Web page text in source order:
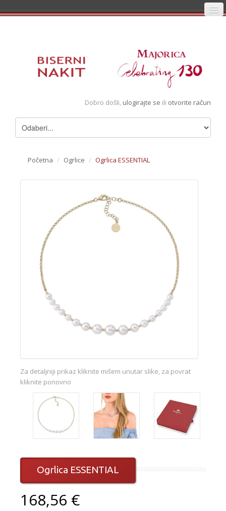
Registracija
Pregledani artikli
Dobro došli, ulogirajte se ili otvorite račun
Početna / Ogrlice / Ogrlica ESSENTIAL
Za detaljniji prikaz kliknite mišem unutar slike, za povrat
kliknite ponovno
Ogrlica ESSENTIAL
168,56 €